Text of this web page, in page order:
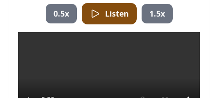
0.5x Listen 1.5x